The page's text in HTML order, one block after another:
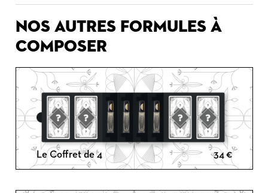
24 €
Nos autres formules à
composer
Le Coffret de 4 34€